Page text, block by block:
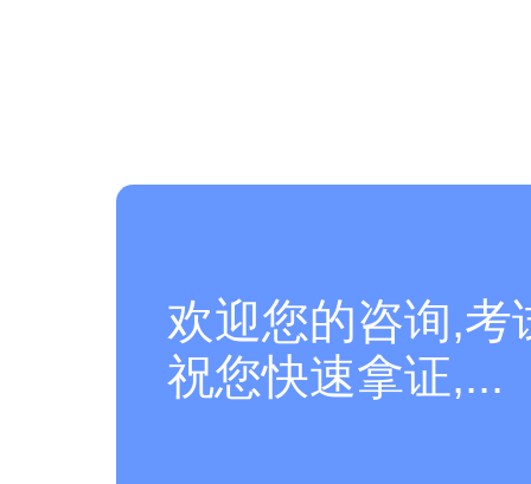
欢迎您的咨询,考
祝您快速拿证,...